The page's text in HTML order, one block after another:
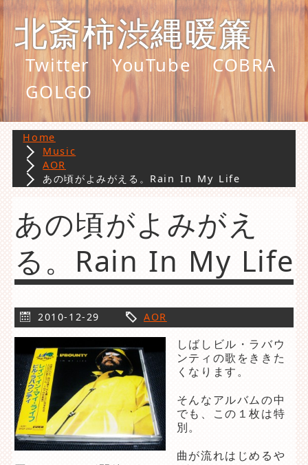
北斎柿渋縄暖簾
Twitter YouTube
COBRA
GOLGO
Home
Music
AOR
あの頃がよみがえる。Rain In My Life
あの頃がよみがえ
る。Rain In My Life
2010-12-29 AOR
しばしビル・ラバウ
ンティの歌をききた
くなります。
そんなアルバムの中
でも、この１枚は特
別。
曲が流れはじめるや